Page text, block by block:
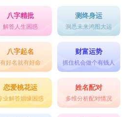
八字精批
解答人生困惑
测终身运
洞悉未来鸿图大运
八字起名
有好名就有好命
财富运势
抓住机会做个有钱人
恋爱桃花运
业解答姻缘困惑
姓名配对
多维分析配对情况